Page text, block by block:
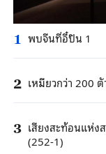
1 พบจีนที่อี๋ปิน 1
2 เหมียวกว่า 200
3 เสียงสะท้อนแห่ง
(252-1)